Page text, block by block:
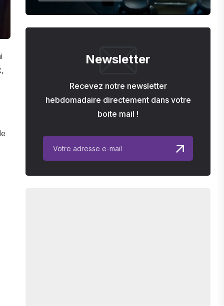
Newsletter
Recevez notre newsletter
hebdomadaire directement dans votre
boite mail !